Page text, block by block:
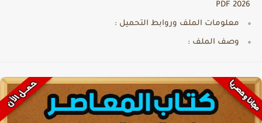
2026 PDF
معلومات الملف وروابط التحميل :
وصف الملف :